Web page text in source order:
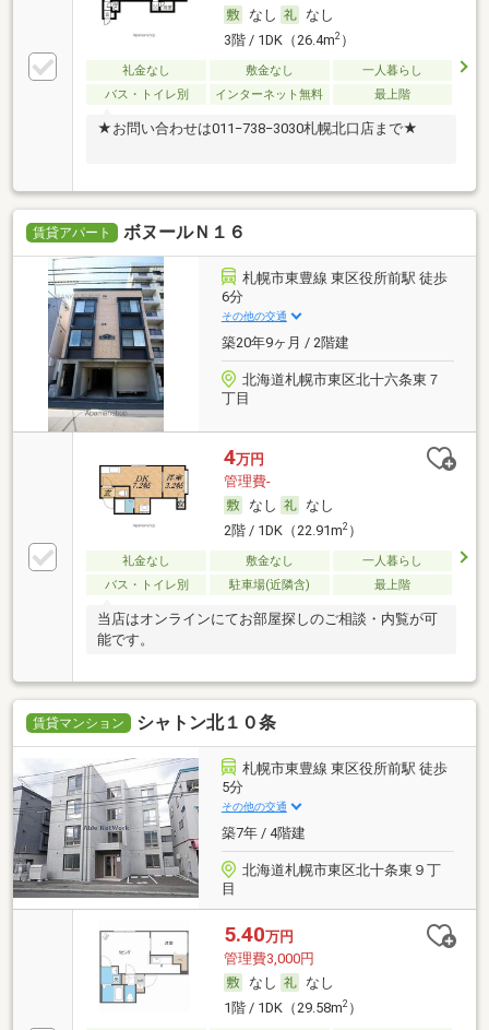
なし
なし
3階 / 1DK（26.4m2）
礼金なし 敷金なし
一人暮らし
バス・トイレ別
インターネット無料 最上階
★お問い合わせは011−738−3030札幌北口店まで★
賃貸アパート ボヌールＮ１６
札幌市東豊線 東区役所前駅 徒歩
6分
その他の交通
築20年9ヶ月 / 2階建
北海道札幌市東区北十六条東７
丁目
4万円
管理費-
なし
なし
2階 / 1DK（22.91m2）
礼金なし 敷金なし
一人暮らし
バス・トイレ別
駐車場(近隣含) 最上階
当店はオンラインにてお部屋探しのご相談・内覧が可
能です。
賃貸マンション シャトン北１０条
札幌市東豊線 東区役所前駅 徒歩
5分
その他の交通
築7年 / 4階建
北海道札幌市東区北十条東９丁
目
5.40万円
管理費3,000円
なし
なし
1階 / 1DK（29.58m2）